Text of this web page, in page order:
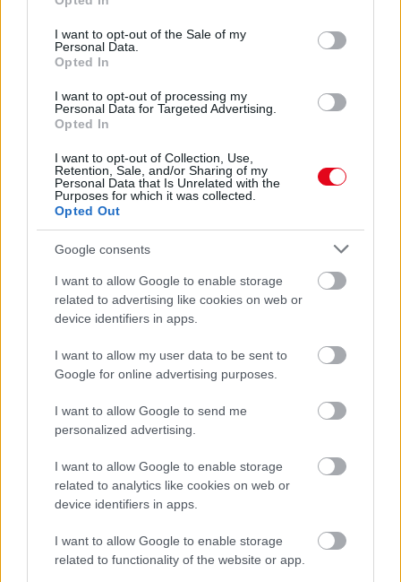
use your data for below specified purposes in below Google
consent section.
I want to opt-out of the Sale of my
Personal Data.
Opted In
I want to opt-out of processing my
Personal Data for Targeted Advertising.
Opted In
I want to opt-out of Collection, Use,
Retention, Sale, and/or Sharing of my
Personal Data that Is Unrelated with the
Purposes for which it was collected.
Opted Out
Google consents
I want to allow Google to enable storage
related to advertising like cookies on web or
device identifiers in apps.
I want to allow my user data to be sent to
Google for online advertising purposes.
I want to allow Google to send me
personalized advertising.
I want to allow Google to enable storage
related to analytics like cookies on web or
device identifiers in apps.
I want to allow Google to enable storage
related to functionality of the website or app.
24 óra
Egyre több embernél jelentkezik ez a hiányállapot – az
első jelek szinte észrevehetetlenek